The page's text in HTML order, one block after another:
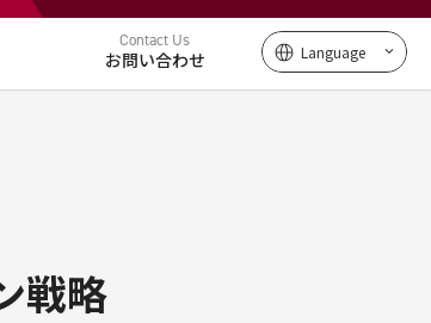
Contact Us
お問い合わせ Language
戦略